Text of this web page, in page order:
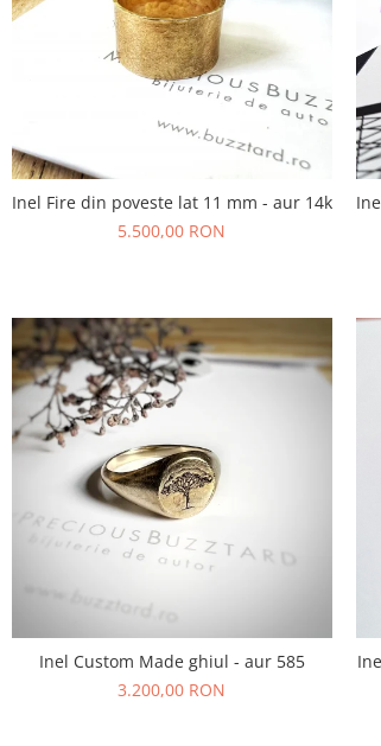
Inel Fire din poveste lat 11 mm - aur 14k
5.500,00 RON
Inel Custom Made ghiul - aur 585
3.200,00 RON